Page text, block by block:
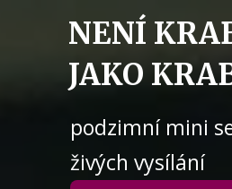
NENÍ
JAKO
podzimní mini
živých vysílání